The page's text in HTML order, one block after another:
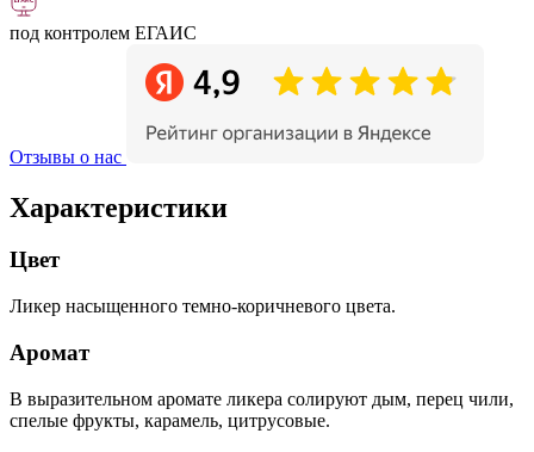
под контролем ЕГАИС
Отзывы о нас
Характеристики
Цвет
Ликер насыщенного темно-коричневого цвета.
Аромат
В выразительном аромате ликера солируют дым, перец чили,
спелые фрукты, карамель, цитрусовые.